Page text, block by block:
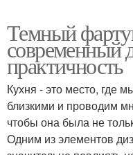
Темный
современный
практичность
Кухня - это место, где
близкими и проводим
чтобы она была не
Одним из элементов